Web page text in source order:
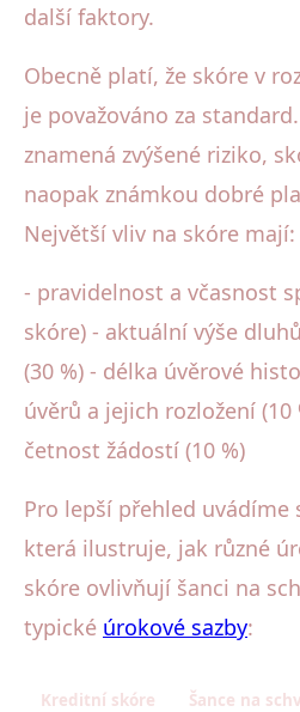
další faktory.
Obecně platí, že skóre v
je považováno za
znamená zvýšené riziko,
naopak známkou dobré
Největší vliv na skóre mají:
- pravidelnost a včasnost
skóre) - aktuální výše
(30 %) - délka úvěrové
úvěrů a jejich rozložení (10
četnost žádostí (10 %)
Pro lepší přehled uvádíme
která ilustruje, jak různé
skóre ovlivňují šanci na
typické úrokové sazby:
Kreditní skóre Šance na